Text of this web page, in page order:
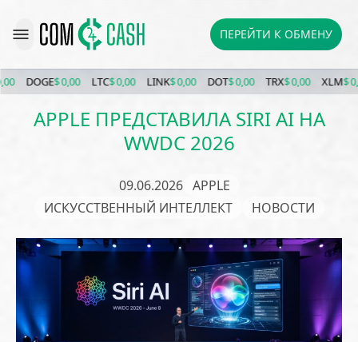
ПЕРЕЙТИ К ОБМЕНУ
DOGE$ 0,00 LTC $ 0,00 LINK$ 0,00 DOT $ 0,00 TRX $ 0,00 XLM$ 0,00
APPLE ПРЕДСТАВИЛА SIRI AI НА
WWDC 2026
09.06.2026 APPLE
ИСКУССТВЕННЫЙ ИНТЕЛЛЕКТ
НОВОСТИ